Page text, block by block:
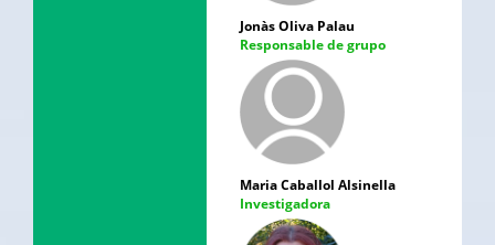
Jonàs Oliva Palau
Responsable de grupo
Maria Caballol Alsinella
Investigadora